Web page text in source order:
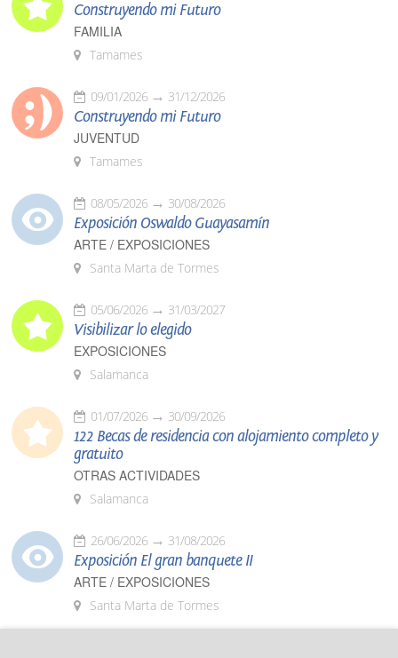
Construyendo mi Futuro
FAMILIA
Tamames
09/01/2026 31/12/2026
Construyendo mi Futuro
JUVENTUD
Tamames
08/05/2026 30/08/2026
Exposición Oswaldo Guayasamín
ARTE / EXPOSICIONES
Santa Marta de Tormes
05/06/2026 31/03/2027
Visibilizar lo elegido
EXPOSICIONES
Salamanca
01/07/2026 30/09/2026
122 Becas de residencia con alojamiento completo y
gratuito
OTRAS ACTIVIDADES
Salamanca
26/06/2026 31/08/2026
Exposición El gran banquete II
ARTE / EXPOSICIONES
Santa Marta de Tormes